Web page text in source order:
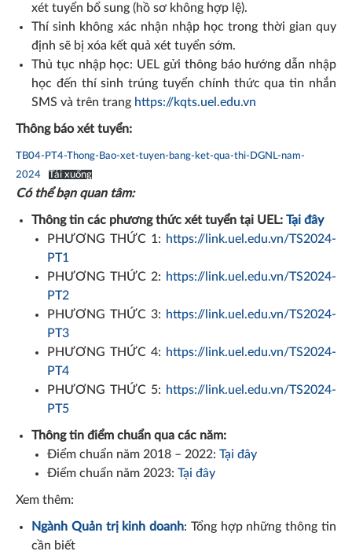
xét tuyển bổ sung (hồ sơ không hợp lệ).
Thí sinh không xác nhận nhập học trong thời gian quy
định sẽ bị xóa kết quả xét tuyển sớm.
Thủ tục nhập học: UEL gửi thông báo hướng dẫn nhập
học đến thí sinh trúng tuyển chính thức qua tin nhắn
SMS và trên trang https://kqts.uel.edu.vn
Thông báo xét tuyển:
TB04-PT4-Thong-Bao-xet-tuyen-bang-ket-qua-thi-DGNL-nam-
2024
Tải xuống
Có thể bạn quan tâm:
Thông tin các phương thức xét tuyển tại UEL: Tại đây
PHƯƠNG THỨC 1: https://link.uel.edu.vn/TS2024-
PT1
PHƯƠNG THỨC 2: https://link.uel.edu.vn/TS2024-
PT2
PHƯƠNG THỨC 3: https://link.uel.edu.vn/TS2024-
PT3
PHƯƠNG THỨC 4: https://link.uel.edu.vn/TS2024-
PT4
PHƯƠNG THỨC 5: https://link.uel.edu.vn/TS2024-
PT5
Thông tin điểm chuẩn qua các năm:
Điểm chuẩn năm 2018 – 2022: Tại đây
Điểm chuẩn năm 2023: Tại đây
Xem thêm:
Ngành Quản trị kinh doanh: Tổng hợp những thông tin
cần biết